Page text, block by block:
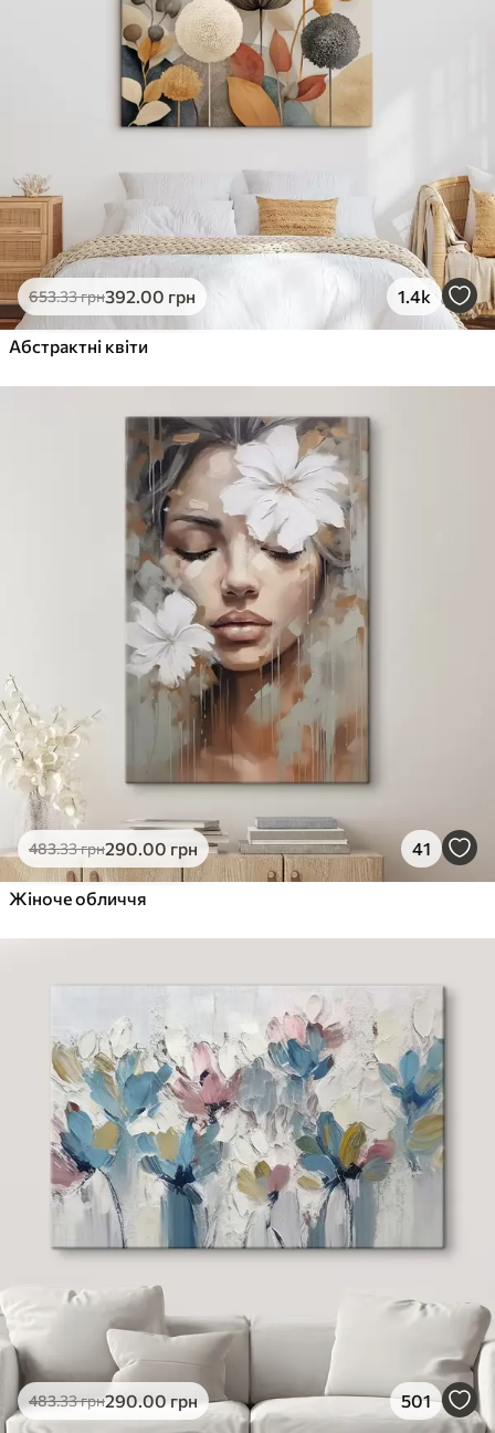
653.33грн392.00 грн 1.4k
Абстрактні квіти
483.33грн290.00 грн 41
Жіноче обличчя
483.33грн290.00грн 501